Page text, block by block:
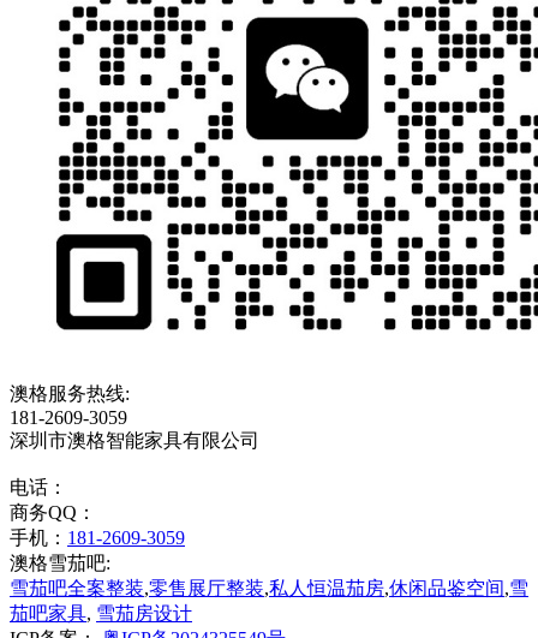
澳格服务热线:
181-2609-3059
深圳市澳格智能家具有限公司
电话：
商务QQ：
手机： 181-2609-3059
澳格雪茄吧:
雪茄吧全案整装,零售展厅整装,私人恒温茄房,休闲品鉴空间,雪
茄吧家具, 雪茄房设计